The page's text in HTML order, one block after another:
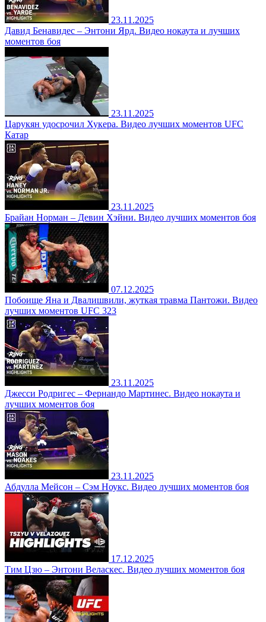
23.11.2025
Давид Бенавидес – Энтони Ярд. Видео нокаута и лучших
моментов боя
23.11.2025
Царукян удосрочил Хукера. Видео лучших моментов UFC
Катар
23.11.2025
Брайан Норман – Девин Хэйни. Видео лучших моментов боя
07.12.2025
Побоище Яна и Двалишвили, жуткая травма Пантожи. Видео
лучших моментов UFC 323
23.11.2025
Джесси Родригес – Фернандо Мартинес. Видео нокаута и
лучших моментов боя
23.11.2025
Абдулла Мейсон – Сэм Ноукс. Видео лучших моментов боя
17.12.2025
Тим Цзю – Энтони Веласкес. Видео лучших моментов боя